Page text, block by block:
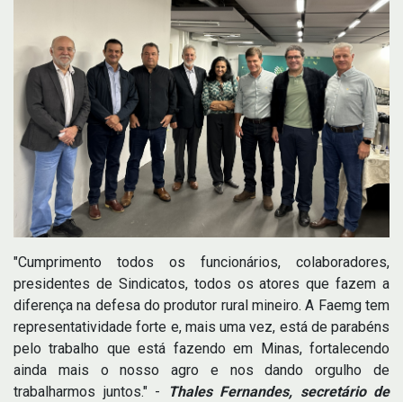
"Cumprimento todos os funcionários, colaboradores,
presidentes de Sindicatos, todos os atores que fazem a
diferença na defesa do produtor rural mineiro. A Faemg tem
representatividade forte e, mais uma vez, está de parabéns
pelo trabalho que está fazendo em Minas, fortalecendo
ainda mais o nosso agro e nos dando orgulho de
trabalharmos juntos." - Thales Fernandes, secretário de